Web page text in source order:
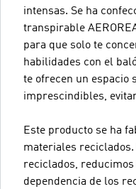
intensas. Se ha
transpirable
para que solo te
habilidades con el
te ofrecen un espacio
imprescindibles,
Este producto se ha
materiales
reciclados,
dependencia de los